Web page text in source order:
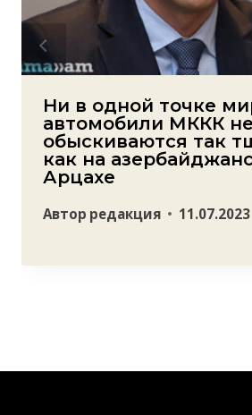
Ни в одной точке
автомобили МККК не
обыскиваются так
как на
Арцахе
Автор редакция 11.07.2023